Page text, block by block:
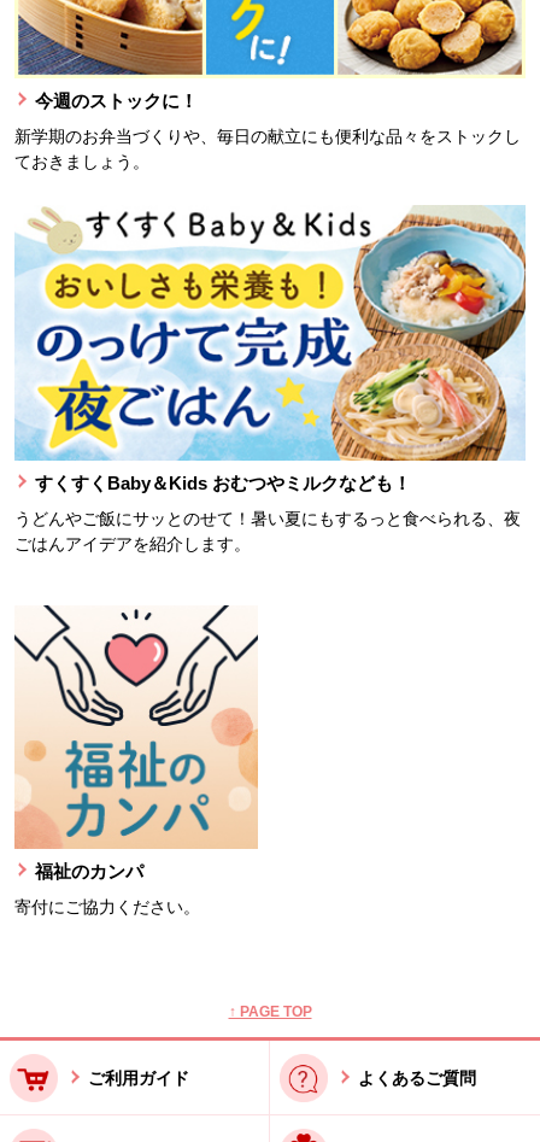
今週のストックに！
新学期のお弁当づくりや、毎日の献立にも便利な品々をストックし
ておきましょう。
すくすくBaby＆Kids おむつやミルクなども！
うどんやご飯にサッとのせて！暑い夏にもするっと食べられる、夜
ごはんアイデアを紹介します。
福祉のカンパ
寄付にご協力ください。
↑ PAGE TOP
ご利用ガイド よくあるご質問